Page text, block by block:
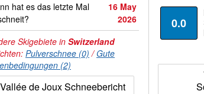
hat es das letzte Mal
16 May
2026
Skigebiete in Switzerland
Pulverschnee (0) /Gute
(2)
Vallée de Joux Schneebericht
0.0